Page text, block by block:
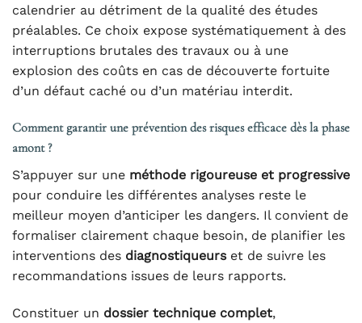
calendrier au détriment de la qualité des études
préalables. Ce choix expose systématiquement à des
interruptions brutales des travaux ou à une
explosion des coûts en cas de découverte fortuite
d’un défaut caché ou d’un matériau interdit.
Comment garantir une prévention des risques efficace dès la phase
amont ?
S’appuyer sur une méthode rigoureuse et progressive
pour conduire les différentes analyses reste le
meilleur moyen d’anticiper les dangers. Il convient de
formaliser clairement chaque besoin, de planifier les
interventions des diagnostiqueurset de suivre les
recommandations issues de leurs rapports.
Constituer un dossier technique complet,